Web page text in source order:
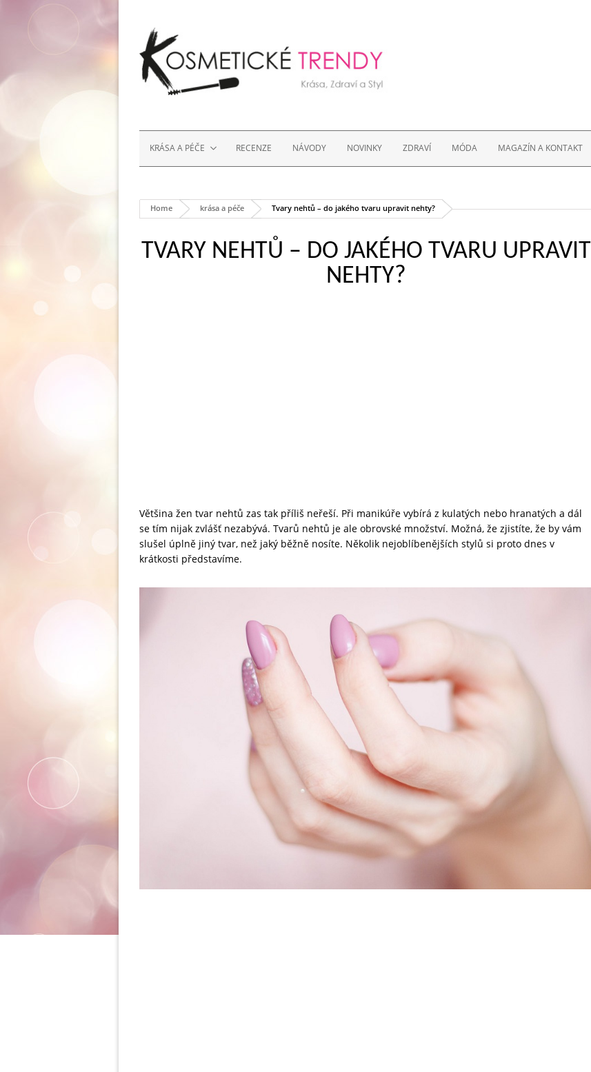
KRÁSA A PÉČE RECENZE NÁVODY NOVINKY ZDRAVÍ MÓDA MAGAZÍN A KONTAKT
Home krása a péče Tvary nehtů – do jakého tvaru upravit nehty?
TVARY NEHTŮ – DO JAKÉHO TVARU UPRAVIT
NEHTY?
Většina žen tvar nehtů zas tak příliš neřeší. Při manikúře vybírá z kulatých nebo hranatých a dál
se tím nijak zvlášť nezabývá. Tvarů nehtů je ale obrovské množství. Možná, že zjistíte, že by vám
slušel úplně jiný tvar, než jaký běžně nosíte. Několik nejoblíbenějších stylů si proto dnes v
krátkosti představíme.